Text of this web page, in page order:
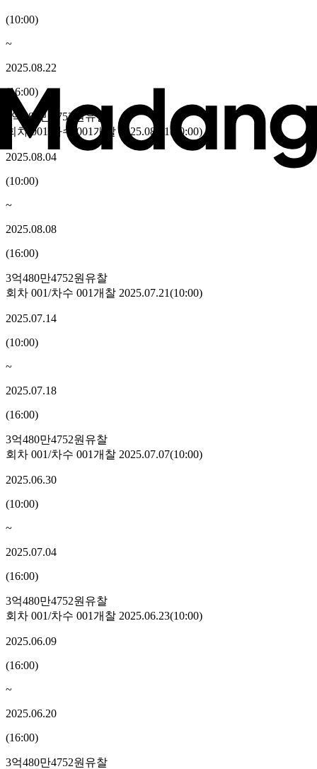
(10:00)
~
2025.08.22
(16:00)
3억480만4752원유찰
회차 001 /차수 001개찰 2025.08.11( 10:00)
2025.08.04
(10:00)
~
2025.08.08
(16:00)
3억480만4752원 유찰
회차 001/차수 001개찰 2025.07.21(10:00)
2025.07.14
(10:00)
~
2025.07.18
(16:00)
3억480만4752원 유찰
회차 001/차수 001개찰 2025.07.07(10:00)
2025.06.30
(10:00)
~
2025.07.04
(16:00)
3억480만4752원 유찰
회차 001/차수 001개찰 2025.06.23(10:00)
2025.06.09
(16:00)
~
2025.06.20
(16:00)
3억480만4752원 유찰